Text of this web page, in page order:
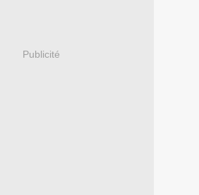
Publicité